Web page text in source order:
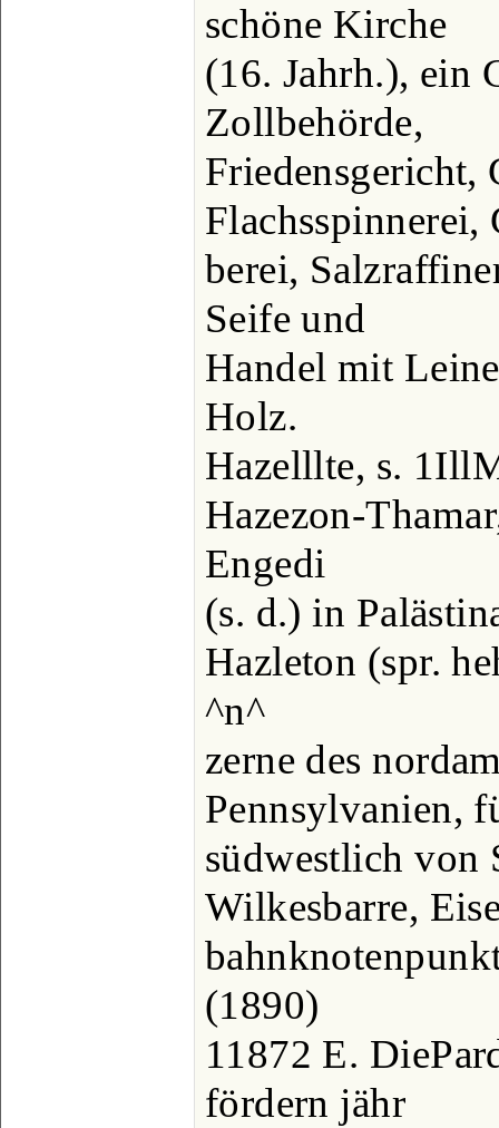
schöne Kirche
(16. Jahrh.), ein
Zollbehörde,
Friedensgericht,
Flachsspinnerei,
berei,
Seife und
Handel mit
Holz.
Hazelllte, s.
Hazezon-
Engedi
(s. d.) in
Hazleton (spr.
^n^
zerne des
Pennsylvanien,
südwestlich von
Wilkesbarre,
(1890)
11872 E.
fördern jähr